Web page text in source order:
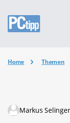
Home Themen
Markus Selinger